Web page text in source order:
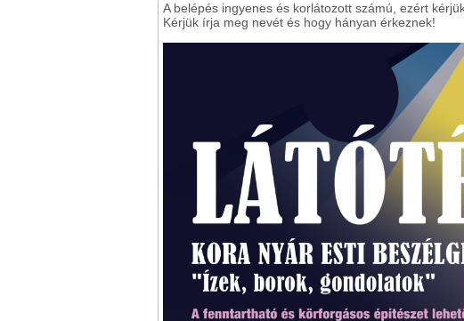
A belépés ingyenes és korlátozott számú, ezért
Kérjük írja meg nevét és hogy hányan érkeznek!